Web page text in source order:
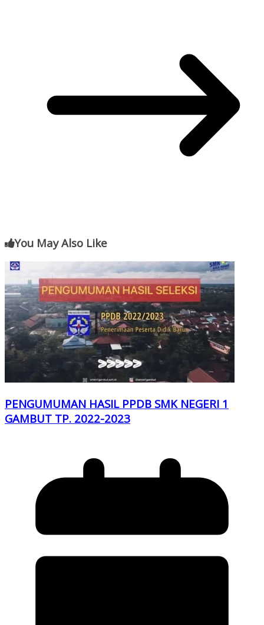
You May Also Like
PENGUMUMAN HASIL PPDB SMK NEGERI 1
GAMBUT TP. 2022-2023